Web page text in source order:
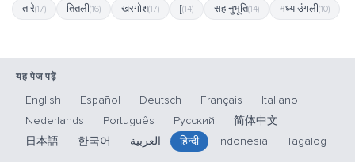
तारे(17) तितली(16) खरगोश(17) [(14) सहानुभूति(14) मध्य उंगली(10)
यह पेज पढ़ें
English Español Deutsch Français
Italiano
Nederlands
Português Русский
简体中文
日本語
한국어 العربية हिन्दी Indonesia Tagalog